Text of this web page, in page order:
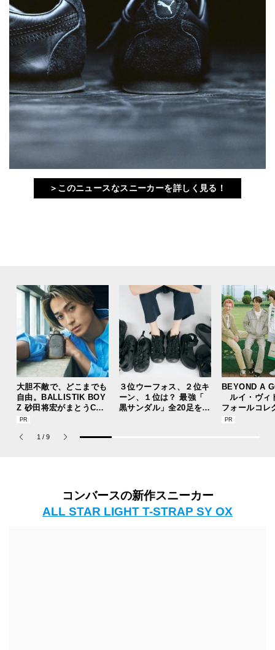
＞このニュースなスニーカーを詳しく見る！
大胆不敵で、どこまでも
自由。BALLISTIK BOY
Z 砂田将宏がまとうCOA
CHの新作フレグランス
ナム パルファム」
３位ウーフォス、２位キ
ーン、１位は？ 最強「
黒サンダル」全20足を試
BEYOND A
ルイ・ヴィ
フォールコレ
描くプレッピ
1 / 9
コンバースの新作スニーカー
ALL STAR LIGHT T-STRAP SY OX